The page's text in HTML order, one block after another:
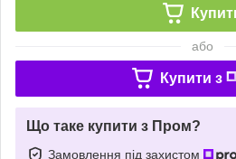
або
Купити з
Що таке купити з Пром?
Замовлення під захистом